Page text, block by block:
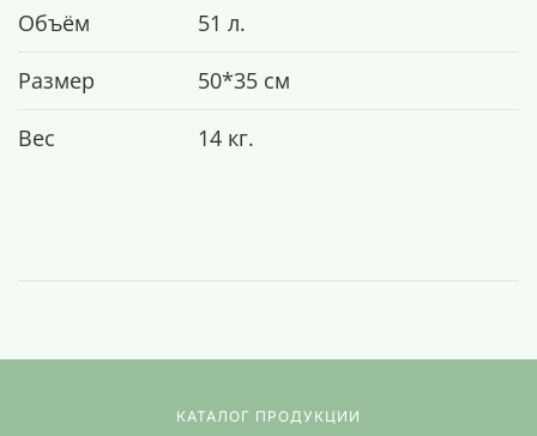
Объём
51 л.
Размер
50*35 см
Вес
14 кг.
КАТАЛОГ ПРОДУКЦИИ